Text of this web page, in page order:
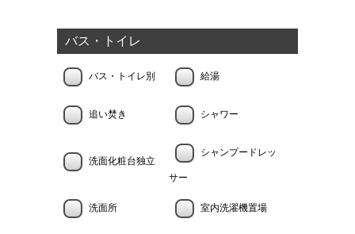
バス・トイレ
バス・トイレ別 給湯
追い焚き シャワー
洗面化粧台独立
シャンプードレッ
サー
洗面所 室内洗濯機置場